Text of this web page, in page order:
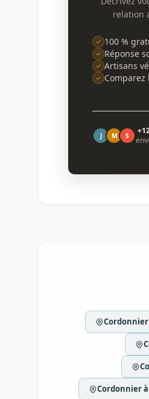
relation
100 %
Réponse
Artisans
J M S
Cordonnier